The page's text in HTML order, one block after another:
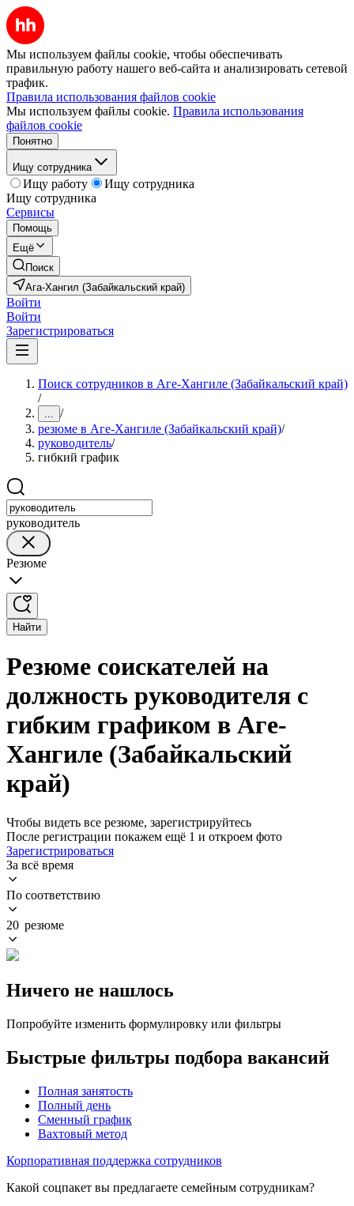
Мы используем файлы cookie, чтобы обеспечивать
правильную работу нашего веб-сайта и анализировать сетевой
трафик.
Правила использования файлов cookie
Мы используем файлы cookie. Правила использования
файлов cookie
Понятно
Ищу сотрудника
Ищу работу
Ищу сотрудника
Ищу сотрудника
Сервисы
Помощь
Ещё
Поиск
Ага-Хангил (Забайкальский край)
Войти
Войти
Зарегистрироваться
Поиск сотрудников в Аге-Хангиле (Забайкальский край)
/
... /
резюме в Аге-Хангиле (Забайкальский край)/
руководитель/
гибкий график
руководитель
Резюме
Найти
Резюме соискателей на
должность руководителя с
гибким графиком в Аге-
Хангиле (Забайкальский
край)
Чтобы видеть все резюме, зарегистрируйтесь
После регистрации покажем ещё 1 и откроем фото
Зарегистрироваться
За всё время
По соответствию
20 резюме
Ничего не нашлось
Попробуйте изменить формулировку или фильтры
Быстрые фильтры подбора вакансий
Полная занятость
Полный день
Сменный график
Вахтовый метод
Корпоративная поддержка сотрудников
Какой соцпакет вы предлагаете семейным сотрудникам?